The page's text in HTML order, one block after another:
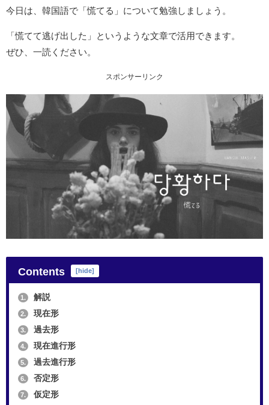
今日は、韓国語で「慌てる」について勉強しましょう。
「慌てて逃げ出した」というような文章で活用できます。
ぜひ、一読ください。
スポンサーリンク
Contents [hide]
1. 解説
2. 現在形
3. 過去形
4. 現在進行形
5. 過去進行形
6. 否定形
7. 仮定形